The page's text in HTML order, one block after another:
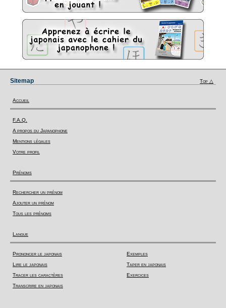
Sitemap Top △
Accueil
F.A.Q.
A propos du Japanophone
Mentions légales
Votre profil
Prénoms
Rechercher un prénom
Ajouter un prénom
Tous les prénoms
Langue
Prononcer le japonais
Lire le japonais
Tracer les caractères
Transcrire en japonais
Exemples
Taper en japonais
Exercices